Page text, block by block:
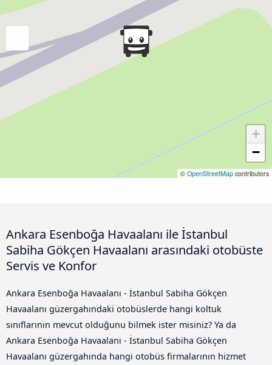
+
−
© OpenStreetMap contributors
Ankara Esenboğa Havaalanı ile İstanbul
Sabiha Gökçen Havaalanı arasındaki otobüste
Servis ve Konfor
Ankara Esenboğa Havaalanı - İstanbul Sabiha Gökçen
Havaalanı güzergahındaki otobüslerde hangi koltuk
sınıflarının mevcut olduğunu bilmek ister misiniz? Ya da
Ankara Esenboğa Havaalanı - İstanbul Sabiha Gökçen
Havaalanı güzergahında hangi otobüs firmalarının hizmet